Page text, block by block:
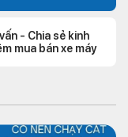
- Chia sẻ kinh
mua bán xe máy